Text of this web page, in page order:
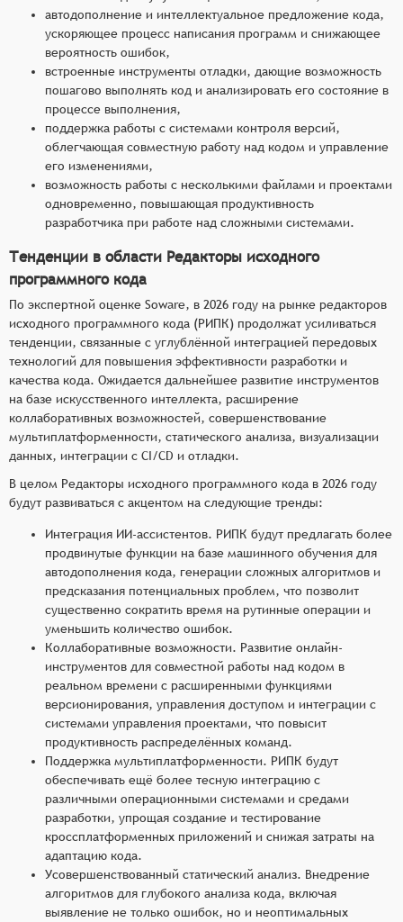
автодополнение и интеллектуальное предложение кода,
ускоряющее процесс написания программ и снижающее
вероятность ошибок,
встроенные инструменты отладки, дающие возможность
пошагово выполнять код и анализировать его состояние в
процессе выполнения,
поддержка работы с системами контроля версий,
облегчающая совместную работу над кодом и управление
его изменениями,
возможность работы с несколькими файлами и проектами
одновременно, повышающая продуктивность
разработчика при работе над сложными системами.
Тенденции в области Редакторы исходного
программного кода
По экспертной оценке Soware, в 2026 году на рынке редакторов
исходного программного кода (РИПК) продолжат усиливаться
тенденции, связанные с углублённой интеграцией передовых
технологий для повышения эффективности разработки и
качества кода. Ожидается дальнейшее развитие инструментов
на базе искусственного интеллекта, расширение
коллаборативных возможностей, совершенствование
мультиплатформенности, статического анализа, визуализации
данных, интеграции с CI/CD и отладки.
В целом Редакторы исходного программного кода в 2026 году
будут развиваться с акцентом на следующие тренды:
Интеграция ИИ-ассистентов. РИПК будут предлагать более
продвинутые функции на базе машинного обучения для
автодополнения кода, генерации сложных алгоритмов и
предсказания потенциальных проблем, что позволит
существенно сократить время на рутинные операции и
уменьшить количество ошибок.
Коллаборативные возможности. Развитие онлайн-
инструментов для совместной работы над кодом в
реальном времени с расширенными функциями
версионирования, управления доступом и интеграции с
системами управления проектами, что повысит
продуктивность распределённых команд.
Поддержка мультиплатформенности. РИПК будут
обеспечивать ещё более тесную интеграцию с
различными операционными системами и средами
разработки, упрощая создание и тестирование
кроссплатформенных приложений и снижая затраты на
адаптацию кода.
Усовершенствованный статический анализ. Внедрение
алгоритмов для глубокого анализа кода, включая
выявление не только ошибок, но и неоптимальных